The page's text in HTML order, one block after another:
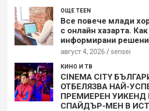
ОЩЕ TEEN
Все повече млади
с онлайн хазарта.
информирани
август 4, 2026 sensei
КИНО И ТВ
CINEMA CITY
ОТБЕЛЯЗВА НАЙ-
ПРЕМИЕРЕН
СПАЙДЪР-МЕН В